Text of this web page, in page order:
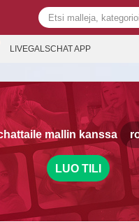
LIVEGALSCHAT APP
mallin kanssa
LUO TILI